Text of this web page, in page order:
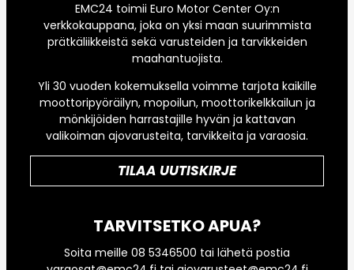
EMC24 toimii Euro Motor Center Oy:n
verkkokauppana, joka on yksi maan suurimmista
prätkäliikkeistä sekä varusteiden ja tarvikkeiden
maahantuojista.
Yli 30 vuoden kokemuksella voimme tarjota kaikille
moottoripyöräilyn, mopoilun, moottorikelkkailun ja
mönkijöiden harrastajille hyvän ja kattavan
valikoiman ajovarusteita, tarvikkeita ja varaosia.
TILAA UUTISKIRJE
TARVITSETKO APUA?
Soita meille 08 5346500 tai lähetä postia